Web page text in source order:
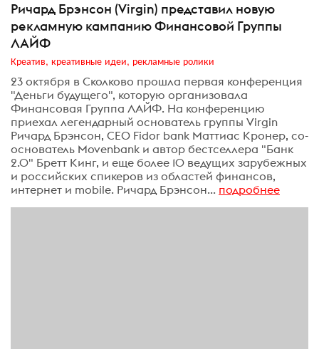
Ричард Брэнсон (Virgin) представил новую
рекламную кампанию Финансовой Группы
ЛАЙФ
Креатив, креативные идеи, рекламные ролики
23 октября в Сколково прошла первая конференция
"Деньги будущего", которую организовала
Финансовая Группа ЛАЙФ. На конференцию
приехал легендарный основатель группы Virgin
Ричард Брэнсон, СЕО Fidor bank Маттиас Кронер, со-
основатель Movenbank и автор бестселлера "Банк
2.0" Бретт Кинг, и еще более 10 ведущих зарубежных
и российских спикеров из областей финансов,
интернет и mobile. Ричард Брэнсон... подробнее